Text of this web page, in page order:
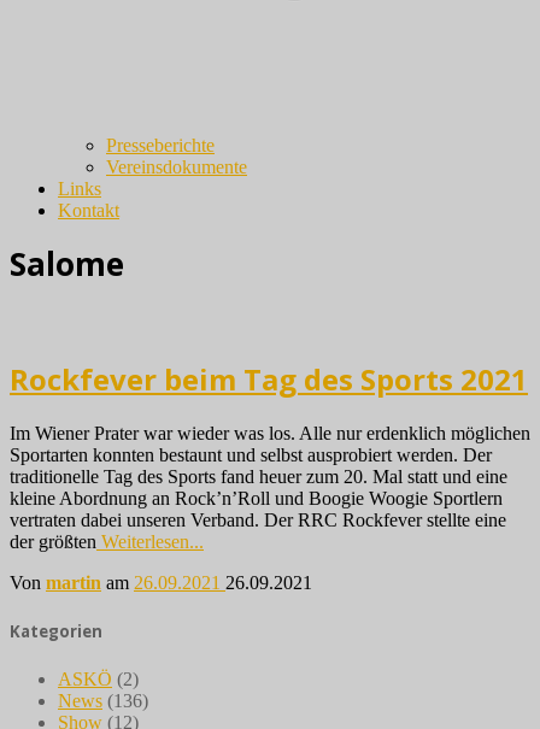
Presseberichte
Vereinsdokumente
Links
Kontakt
Salome
Rockfever beim Tag des Sports 2021
Im Wiener Prater war wieder was los. Alle nur erdenklich möglichen
Sportarten konnten bestaunt und selbst ausprobiert werden. Der
traditionelle Tag des Sports fand heuer zum 20. Mal statt und eine
kleine Abordnung an Rock’n’Roll und Boogie Woogie Sportlern
vertraten dabei unseren Verband. Der RRC Rockfever stellte eine
der größten Weiterlesen...
Von martin am 26.09.2021 26.09.2021
Kategorien
ASKÖ (2)
News (136)
Show (12)